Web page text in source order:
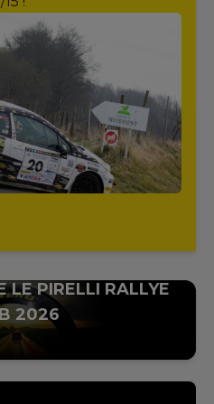
VOUS
LE PIRELLI RALLYE
2026